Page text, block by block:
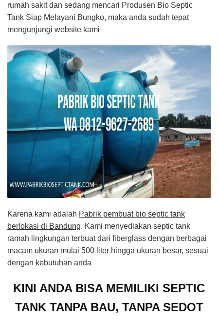
rumah sakit dan sedang mencari Produsen Bio Septic
Tank Siap Melayani Bungko, maka anda sudah tepat
mengunjungi website kami
Karena kami adalah Pabrik pembuat bio septic tank
berlokasi di Bandung. Kami menyediakan septic tank
ramah lingkungan terbuat dari fiberglass dengan berbagai
macam ukuran mulai 500 liter hingga ukuran besar, sesuai
dengan kebutuhan anda
KINI ANDA BISA MEMILIKI SEPTIC
TANK TANPA BAU, TANPA SEDOT